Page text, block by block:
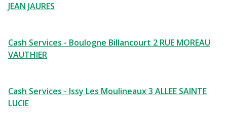
JEAN JAURES
Cash Services - Boulogne Billancourt 2 RUE MOREAU
VAUTHIER
Cash Services - Issy Les Moulineaux 3 ALLEE SAINTE
LUCIE